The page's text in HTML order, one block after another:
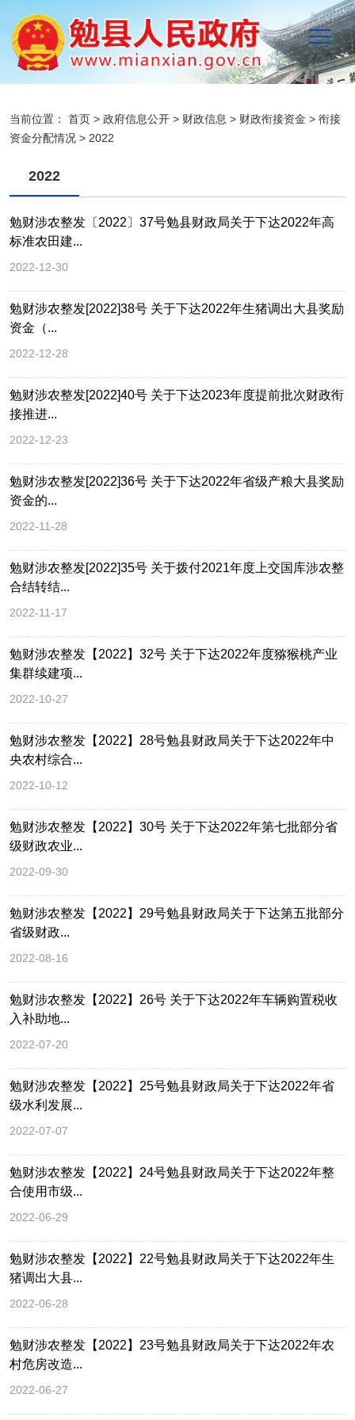
当前位置： 首页 > 政府信息公开 > 财政信息 > 财政衔接资金 > 衔接
资金分配情况 > 2022
2022
勉财涉农整发〔2022〕37号勉县财政局关于下达2022年高
标准农田建...
2022-12-30
勉财涉农整发[2022]38号 关于下达2022年生猪调出大县奖励
资金（...
2022-12-28
勉财涉农整发[2022]40号 关于下达2023年度提前批次财政衔
接推进...
2022-12-23
勉财涉农整发[2022]36号 关于下达2022年省级产粮大县奖励
资金的...
2022-11-28
勉财涉农整发[2022]35号 关于拨付2021年度上交国库涉农整
合结转结...
2022-11-17
勉财涉农整发【2022】32号 关于下达2022年度猕猴桃产业
集群续建项...
2022-10-27
勉财涉农整发【2022】28号勉县财政局关于下达2022年中
央农村综合...
2022-10-12
勉财涉农整发【2022】30号 关于下达2022年第七批部分省
级财政农业...
2022-09-30
勉财涉农整发【2022】29号勉县财政局关于下达第五批部分
省级财政...
2022-08-16
勉财涉农整发【2022】26号 关于下达2022年车辆购置税收
入补助地...
2022-07-20
勉财涉农整发【2022】25号勉县财政局关于下达2022年省
级水利发展...
2022-07-07
勉财涉农整发【2022】24号勉县财政局关于下达2022年整
合使用市级...
2022-06-29
勉财涉农整发【2022】22号勉县财政局关于下达2022年生
猪调出大县...
2022-06-28
勉财涉农整发【2022】23号勉县财政局关于下达2022年农
村危房改造...
2022-06-27